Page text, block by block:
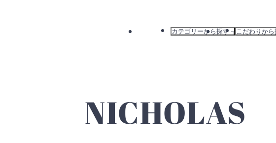
カテゴリーから探す こだわりから
アウター
おすすめか
NICHOLAS